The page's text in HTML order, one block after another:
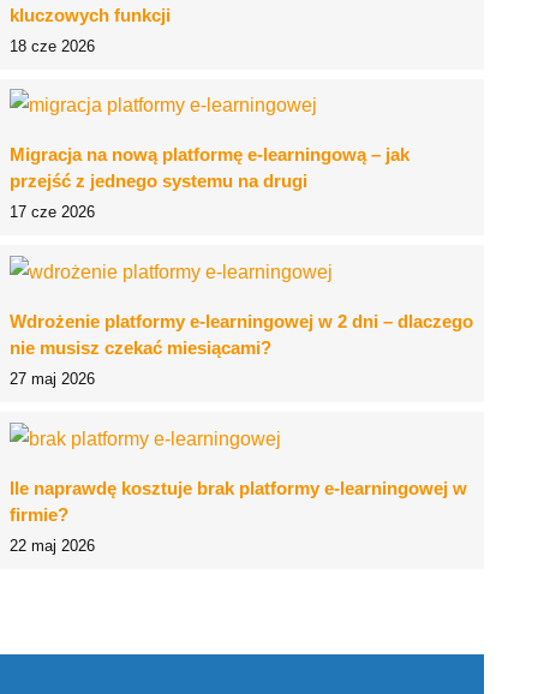
kluczowych funkcji
18 cze 2026
Migracja na nową platformę e-learningową – jak
przejść z jednego systemu na drugi
17 cze 2026
Wdrożenie platformy e-learningowej w 2 dni – dlaczego
nie musisz czekać miesiącami?
27 maj 2026
Ile naprawdę kosztuje brak platformy e-learningowej w
firmie?
22 maj 2026